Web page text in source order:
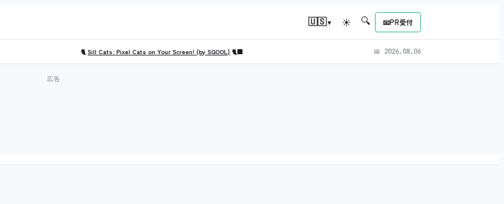
🇺🇸▾ ☀ 🔍 📧PR受付
🐈Sill Cats: Pixel Cats on Your Screen! (by SQOOL) 🐈‍⬛ 📅 2026.08.06